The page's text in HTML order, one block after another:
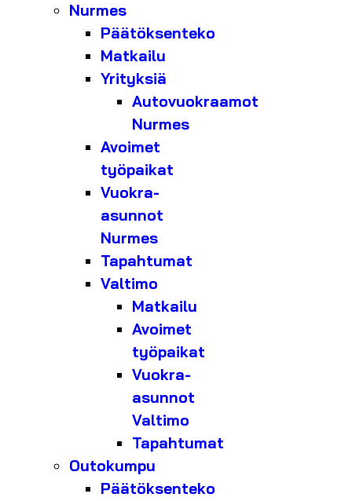
Nurmes
Päätöksenteko
Matkailu
Yrityksiä
Autovuokraamot
Nurmes
Avoimet
työpaikat
Vuokra-
asunnot
Nurmes
Tapahtumat
Valtimo
Matkailu
Avoimet
työpaikat
Vuokra-
asunnot
Valtimo
Tapahtumat
Outokumpu
Päätöksenteko